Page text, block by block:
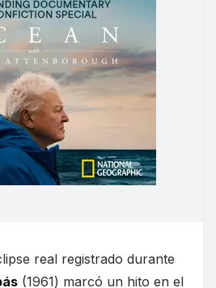
real registrado durante
(1961) marcó un hito en el